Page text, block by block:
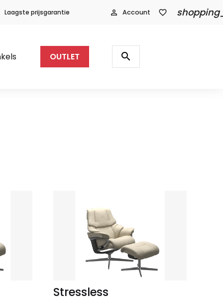
Laagste prijsgarantie person_outline Account favorite_border
OUTLET
Producten
zoeken
search
Stressless